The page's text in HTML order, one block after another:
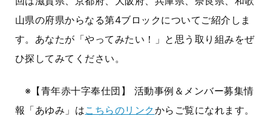
山県の府県からなる第4ブロックについてご紹介しま
す。あなたが「やってみたい！」と思う取り組みをぜ
ひ探してみてください。
※【青年赤十字奉仕団】 活動事例＆メンバー募集情
報「あゆみ」はこちらのリンクからご覧になれます。